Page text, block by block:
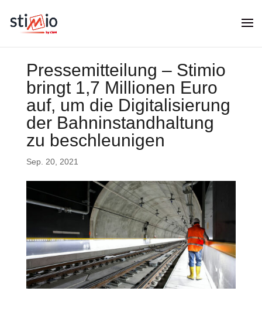
Pressemitteilung – Stimio
bringt 1,7 Millionen Euro
auf, um die Digitalisierung
der Bahninstandhaltung
zu beschleunigen
Sep. 20, 2021